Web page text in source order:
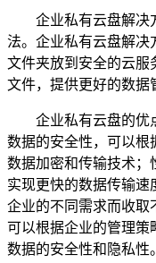
企业私有云盘解决
法。企业私有云盘解决
文件夹放到安全的云服
文件，提供更好的数据
企业私有云盘的优点
数据的安全性，可以根
数据加密和传输技术；
实现更快的数据传输
企业的不同需求而收取
可以根据企业的管理策
数据的安全性和隐私性。